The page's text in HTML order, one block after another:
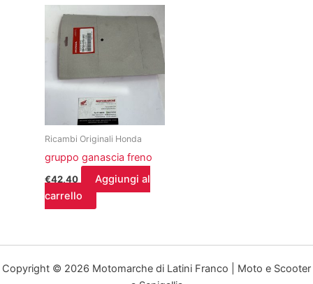
Ricambi Originali Honda
gruppo ganascia freno
€42,40
Aggiungi al
carrello
Copyright © 2026 Motomarche di Latini Franco | Moto e Scooter